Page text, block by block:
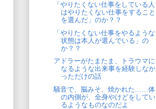
「やりたくない仕事をしている人
はやりたくない仕事をすること
を選んだ」のか？？
「やりたくない仕事をやるような
状態は本人が選んでいる」の
か？？
アドラーがたまたま、トラウマに
なるような出来事を経験しなか
っただけの話
騒音で、脳みそ、焼かれた……体
の内側が、全身やけどをしてい
るようなものなのだよ